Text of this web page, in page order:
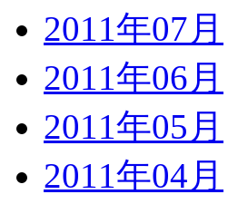
2011年07月
2011年06月
2011年05月
2011年04月